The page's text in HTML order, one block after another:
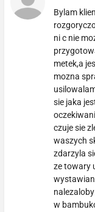
Bylam
ni c nie
metek,a
mozna
sie jaka
czuje sie
waszych
zdarzyla
ze towary
w